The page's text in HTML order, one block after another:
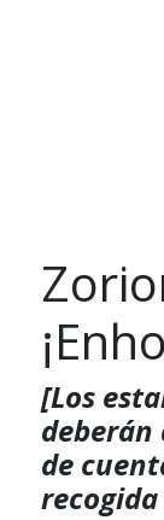
[Los
de